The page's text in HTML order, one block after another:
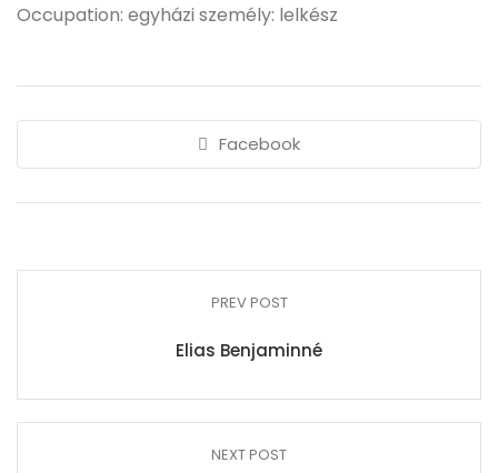
Occupation: egyházi személy: lelkész
Facebook
PREV POST
Elias Benjaminné
NEXT POST